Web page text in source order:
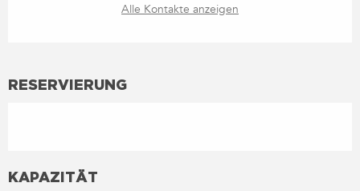
Alle Kontakte anzeigen
RESERVIERUNG
KAPAZITÄT